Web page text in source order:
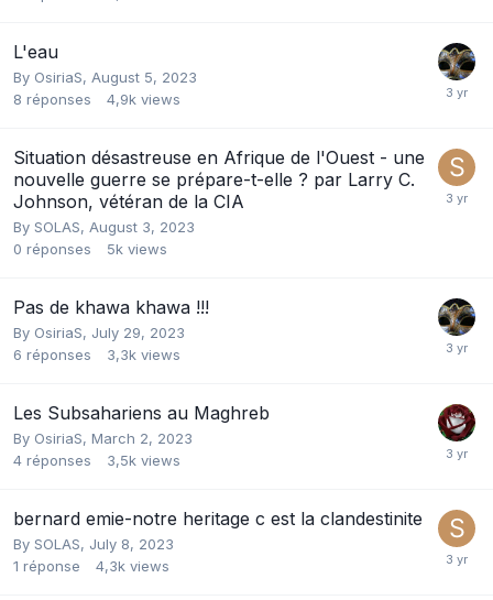
L'eau
By OsiriaS, August 5, 2023
8 réponses 4,9k views
Situation désastreuse en Afrique de l'Ouest - une
nouvelle guerre se prépare-t-elle ? par Larry C.
Johnson, vétéran de la CIA
By SOLAS, August 3, 2023
0 réponses 5k views
Pas de khawa khawa !!!
By OsiriaS, July 29, 2023
6 réponses 3,3k views
Les Subsahariens au Maghreb
By OsiriaS, March 2, 2023
4 réponses 3,5k views
bernard emie-notre heritage c est la clandestinite
By SOLAS, July 8, 2023
1 réponse 4,3k views